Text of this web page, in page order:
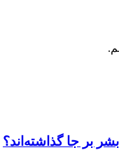
بر جا گذاشته‌اند؟